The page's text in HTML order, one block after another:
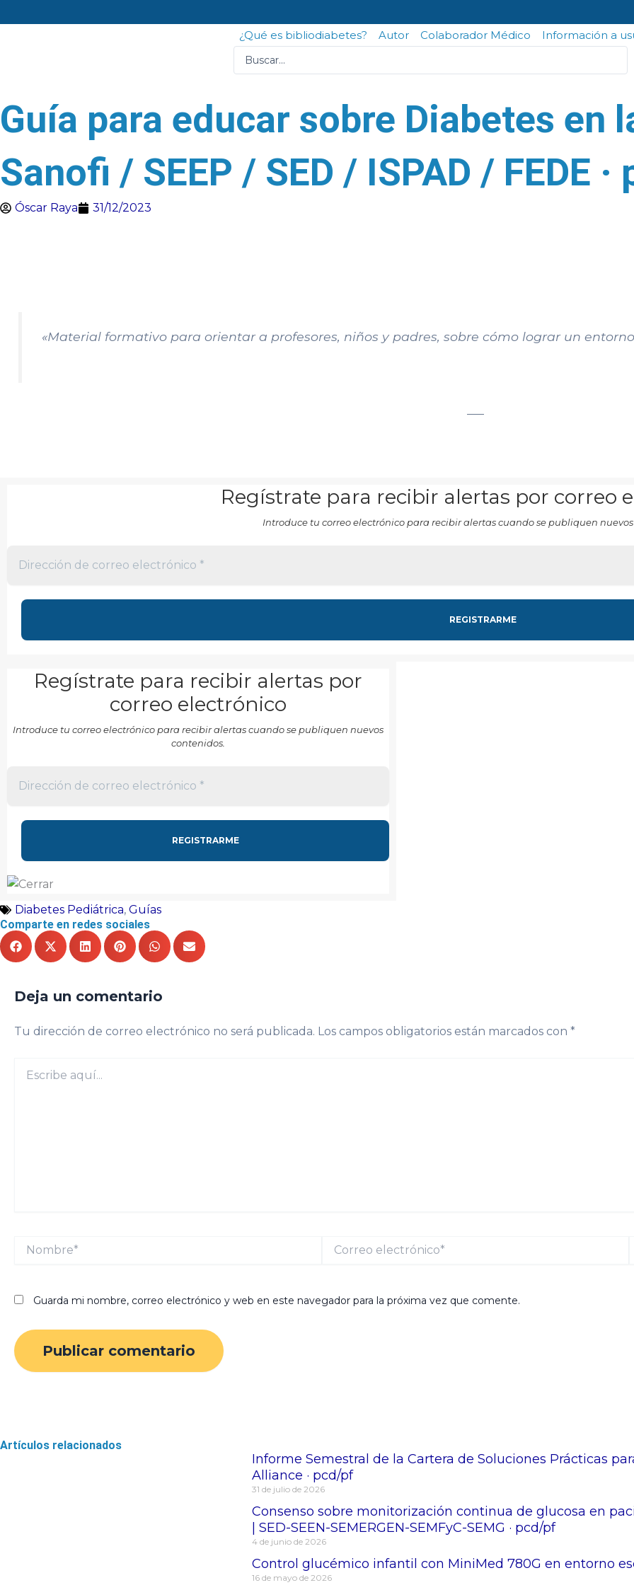
al
¿Qué es bibliodiabetes? Autor Colaborador Médico Información a
Guía para educar sobre Diabetes en
Sanofi / SEEP / SED / ISPAD / FEDE
Óscar Raya 31/12/2023
«Material formativo para orientar a profesores, niños y padres, sobre cómo lograr un
Regístrate para recibir alertas por correo
Introduce tu correo electrónico para recibir alertas cuando se publiquen
Regístrate para recibir alertas por
correo electrónico
Introduce tu correo electrónico para recibir alertas cuando se publiquen nuevos
contenidos.
Diabetes Pediátrica, Guías
Comparte en redes sociales
Deja un comentario
Tu dirección de correo electrónico no será publicada. Los campos obligatorios están marcados con *
aquí...
Nombre*
Correo
electrónico*
Guarda mi nombre, correo electrónico y web en este navegador para la próxima vez que comente.
Artículos relacionados
Informe Semestral de la Cartera de Soluciones Prácticas
Alliance · pcd/pf
31 de julio de 2026
Consenso sobre monitorización continua de glucosa en
| SED-SEEN-SEMERGEN-SEMFyC-SEMG · pcd/pf
4 de junio de 2026
Control glucémico infantil con MiniMed 780G en entorno
16 de mayo de 2026